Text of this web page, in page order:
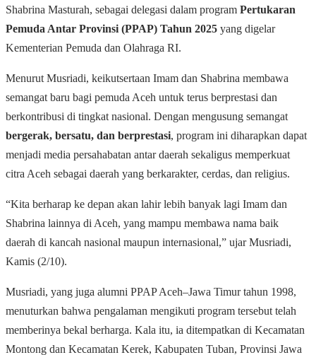
Shabrina Masturah, sebagai delegasi dalam program Pertukaran
Pemuda Antar Provinsi (PPAP) Tahun 2025 yang digelar
Kementerian Pemuda dan Olahraga RI.
Menurut Musriadi, keikutsertaan Imam dan Shabrina membawa
semangat baru bagi pemuda Aceh untuk terus berprestasi dan
berkontribusi di tingkat nasional. Dengan mengusung semangat
bergerak, bersatu, dan berprestasi, program ini diharapkan dapat
menjadi media persahabatan antar daerah sekaligus memperkuat
citra Aceh sebagai daerah yang berkarakter, cerdas, dan religius.
“Kita berharap ke depan akan lahir lebih banyak lagi Imam dan
Shabrina lainnya di Aceh, yang mampu membawa nama baik
daerah di kancah nasional maupun internasional,” ujar Musriadi,
Kamis (2/10).
Musriadi, yang juga alumni PPAP Aceh–Jawa Timur tahun 1998,
menuturkan bahwa pengalaman mengikuti program tersebut telah
memberinya bekal berharga. Kala itu, ia ditempatkan di Kecamatan
Montong dan Kecamatan Kerek, Kabupaten Tuban, Provinsi Jawa